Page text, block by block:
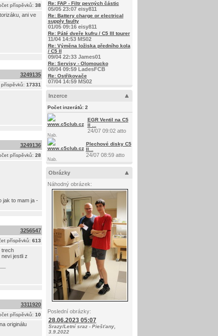
příspěvků: 38
ani ve
3249135
17331
3249136
příspěvků: 28
jak to mam ja -
3256547
příspěvků: 613
trech
jestli z
3311920
příspěvků: 10
originálu
Re: FAP - Filtr pevných částic
05/05 23:07 eisy811
Re: Battery charge or electrical
supply faulty
01/05 09:16 eisy811
Re: Páté dveře kufru / C5 III tourer
11/04 14:53 MS02
Re: Výměna ložiska předního kola
/ C5 II
09/04 22:33 James01
Re: Servisy - Olomoucko
08/04 09:59 LadesFCB
Re: Ostřikovače
07/04 14:59 MS02
Inzerce
Počet inzerátů: 2
Nab.
EGR Ventil na C5
II ...
24/07 09:02 atto
Nab.
Plechové disky C5
II...
24/07 08:59 atto
Obrázky
Náhodný obrázek:
Poslední obrázky:
28.06.2023 05:07
Srazy/Letní sraz - Piešťany,
3.9.2022